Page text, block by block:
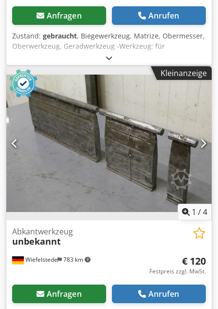
Anfragen Anrufen
Zustand: gebraucht, Biegewerkzeug, Matrize, Obermesser,
Oberwerkzeug, Geradwerkzeug -Werkzeug: für
Abkantpresse -Werkzeug Radius: mm Dedpfx Aocn Rdwel
Dock -Abmessungen: 14 x 94 mm -Länge: 2500 mm -
Gewicht: 20 kg
Kleinanzeige
1 /4
Wiefelstede 783 km
Abkantwerkzeug
unbekannt
€ 120
Festpreis zzgl. MwSt.
Anfragen Anrufen